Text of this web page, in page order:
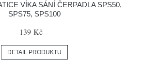
VÍKA SÁNÍ ČERPADLA SPS50,
SPS75, SPS100
139 Kč
DETAIL PRODUKTU